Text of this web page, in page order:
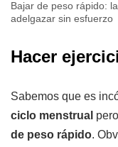
Bajar de peso rápido:
adelgazar sin esfuerzo
Hacer
Sabemos que es
ciclo menstrual
de peso rápido.